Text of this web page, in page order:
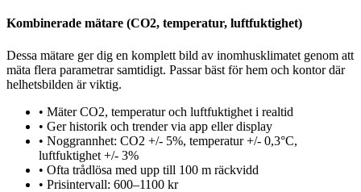
Kombinerade mätare (CO2, temperatur, luftfuktighet)
Dessa mätare ger dig en komplett bild av inomhusklimatet genom att
mäta flera parametrar samtidigt. Passar bäst för hem och kontor där
helhetsbilden är viktig.
• Mäter CO2, temperatur och luftfuktighet i realtid
• Ger historik och trender via app eller display
• Noggrannhet: CO2 +/- 5%, temperatur +/- 0,3°C,
luftfuktighet +/- 3%
• Ofta trådlösa med upp till 100 m räckvidd
• Prisintervall: 600–1100 kr